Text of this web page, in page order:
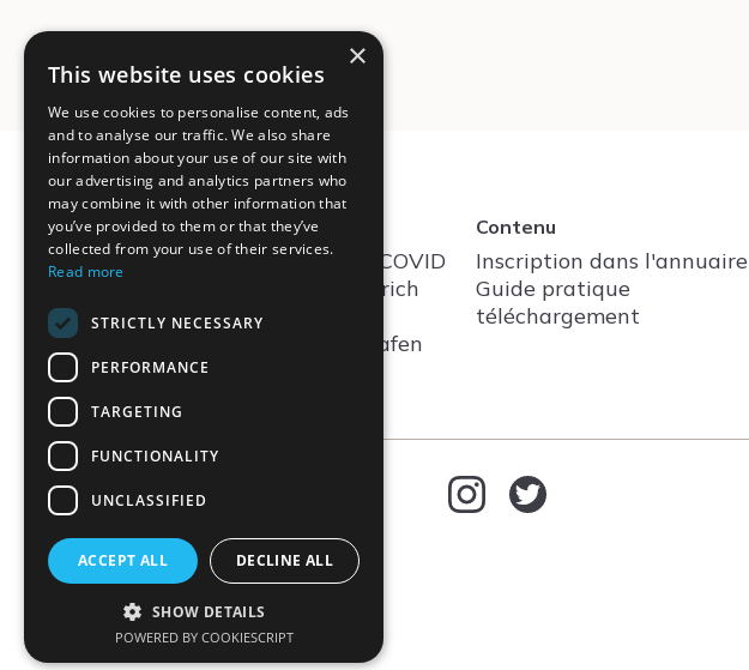
Contact
Association Altea Long COVID
Network chez Lunge Zürich
The Circle 62
Zürich-Flughafen
Contenu
Inscription dans l'annuaire
Guide pratique
téléchargement
Sélectionner la langue
English
Italiano
×
This website uses cookies
We use cookies to personalise content, ads
and to analyse our traffic. We also share
information about your use of our site with
our advertising and analytics partners who
may combine it with other information that
you’ve provided to them or that they’ve
collected from your use of their services.
Read more
STRICTLY NECESSARY
PERFORMANCE
TARGETING
FUNCTIONALITY
UNCLASSIFIED
ACCEPT ALL DECLINE ALL
SHOW DETAILS
POWERED BY COOKIESCRIPT